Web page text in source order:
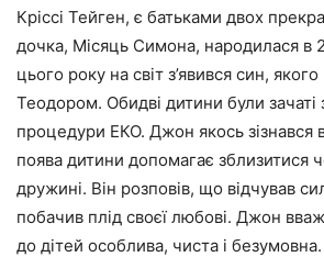
Кріссі Тейген, є батьками двох
дочка, Місяць Симона, народилася в
цього року на світ з’явився син,
Теодором. Обидві дитини були
процедури ЕКО. Джон якось зізнався
поява дитини допомагає зблизитися
дружині. Він розповів, що відчував
побачив плід своєї любові. Джон
до дітей особлива, чиста і безумовна.